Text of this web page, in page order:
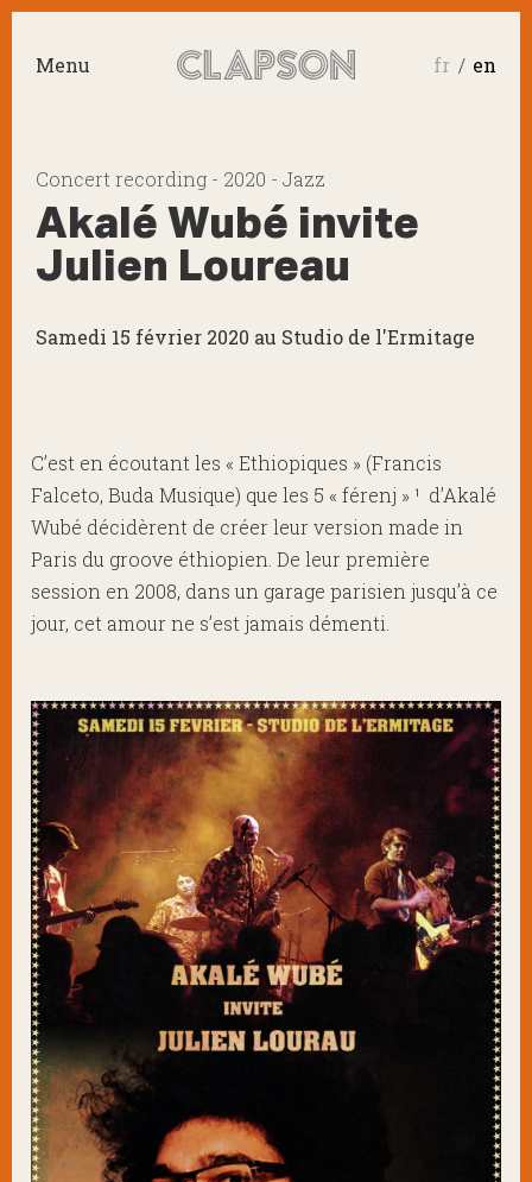
Menu fr en
Concert recording - 2020 - Jazz
Akalé Wubé invite
Julien Loureau
Samedi 15 février 2020 au Studio de l'Ermitage
C’est en écoutant les « Ethiopiques » (Francis
Falceto, Buda Musique) que les 5 « férenj » ¹ d’Akalé
Wubé décidèrent de créer leur version made in
Paris du groove éthiopien. De leur première
session en 2008, dans un garage parisien jusqu’à ce
jour, cet amour ne s’est jamais démenti.